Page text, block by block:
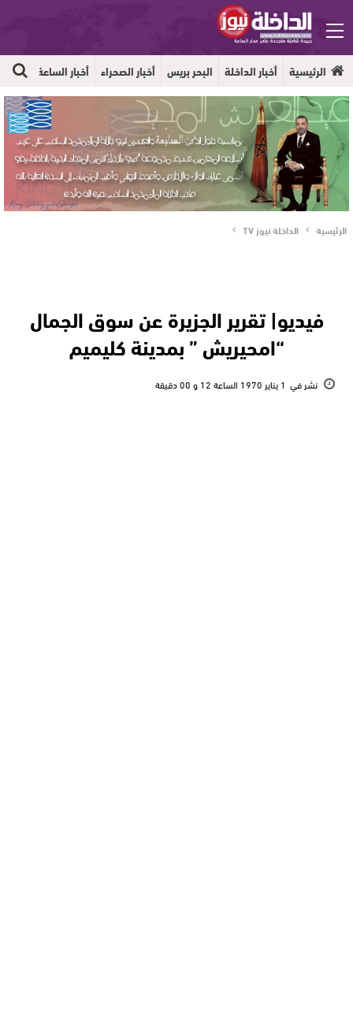
الرئيسية أخبار الداخلة البحر بريس أخبار الصحراء أخبار الساعة
الرئيسية الداخلة نيوز TV
فيديو| تقرير الجزيرة عن سوق الجمال
“امحيريش ” بمدينة كليميم
نشر في 1 يناير 1970 الساعة 12 و 00 دقيقة